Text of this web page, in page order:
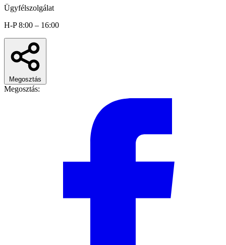
Ügyfélszolgálat
H-P 8:00 – 16:00
Megosztás
Megosztás: